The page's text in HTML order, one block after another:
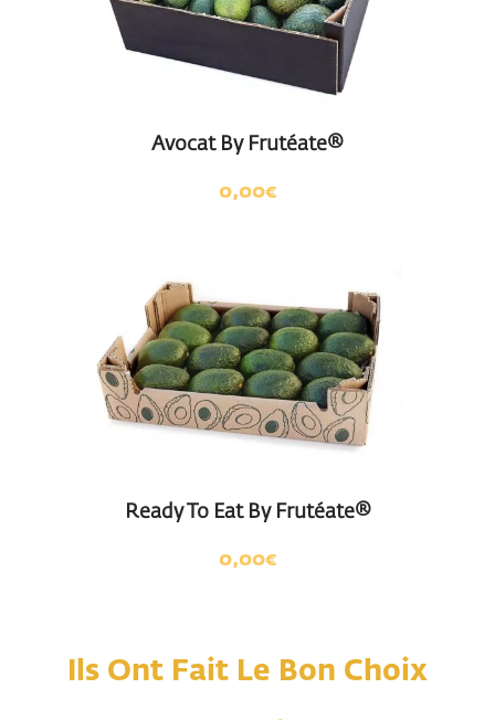
Avocat By Frutéate®
0,00€
Ready To Eat By Frutéate®
0,00€
Ils Ont Fait Le Bon Choix